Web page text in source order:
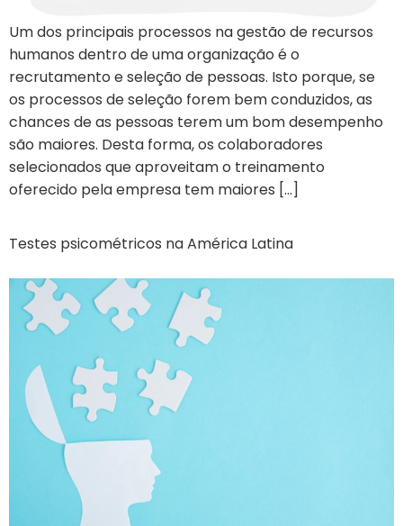
Um dos principais processos na gestão de recursos
humanos dentro de uma organização é o
recrutamento e seleção de pessoas. Isto porque, se
os processos de seleção forem bem conduzidos, as
chances de as pessoas terem um bom desempenho
são maiores. Desta forma, os colaboradores
selecionados que aproveitam o treinamento
oferecido pela empresa tem maiores […]
Testes psicométricos na América Latina